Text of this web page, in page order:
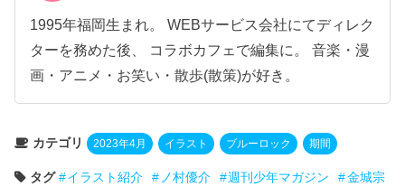
1995年福岡生まれ。 WEBサービス会社にてディレク
ターを務めた後、 コラボカフェで編集に。 音楽・漫
画・アニメ・お笑い・散歩(散策)が好き。
カテゴリ 2023年4月 イラスト ブルーロック 期間
タグ イラスト紹介 ノ村優介 週刊少年マガジン 金城宗